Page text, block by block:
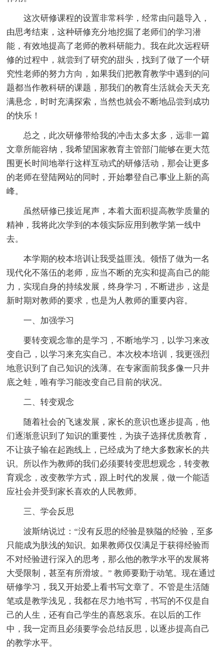
这次研修课程的设置非常科学，经常由问题导入，
由思考结束，这种研修充分地挖掘了老师们的学习潜
能，有效地提高了老师的教科研能力。我在此次远程研
修的过程中，就尝到了研究的甜头，找到了做了一个研
究性老师的努力方向，如果我们把教育教学中遇到的问
题都当作教科研的课题，那我们的教育生活就会天天充
满悬念，时时充满探索，当然也就会不断地品尝到成功
的快乐！
总之，此次研修带给我的冲击太多太多，远非一篇
文章所能容纳，我希望国家教育主管部门能够在更大范
围更长时间地举行这样互动式的研修活动，那会让更多
的老师在登陆网站的同时，开始攀登自己事业上新的高
峰。
虽然研修已接近尾声，本着大面积提高教学质量的
精神，我将此次学到的本领实际应用到教学第一线中
去。
本学期的校本培训让我受益匪浅。领悟了做为一名
现代化不落伍的老师，应当不断的充实和提高自己的能
力，实现自身的持续发展，终身学习，不断进步，这是
新时期对教师的要求，也是为人教师的重要内容。
一、加强学习
要转变观念靠的是学习，不断地学习，以学习来改
变自己，以学习来充实自己。本次校本培训，我更强烈
地意识到了自己知识的浅薄。在专家面前我多像一只井
底之蛙，唯有学习能改变自己目前的状况。
二、转变观念
随着社会的飞速发展，家长的意识也逐步提高，他
们逐渐意识到了知识的重要性，为孩子选择优质教育，
不让孩子输在起跑线上，已经成为了绝大多数家长的共
识。所以作为教师的我们必须要转变思想观念，转变教
育观念，改变教学方式，跟上时代的发展，做一个能适
应社会并受到家长喜欢的人民教师。
三、学会反思
波斯纳说过：“没有反思的经验是狭隘的经验，至多
只能成为肤浅的知识。如果教师仅仅满足于获得经验而
不对经验进行深入的思考，那么他的教学水平的发展将
大受限制，甚至有所滑坡。” 教师要勤于动笔。现在通过
研修学习，我又开始爱上看书写文章了。不管是生活随
笔或是教学浅见，我都在尽力地书写，书写的不仅是自
己的人生，还有自己学生的喜怒哀乐。在以后的工作
中，我一定而且必须要学会总结反思，以逐步提高自己
的教学水平。